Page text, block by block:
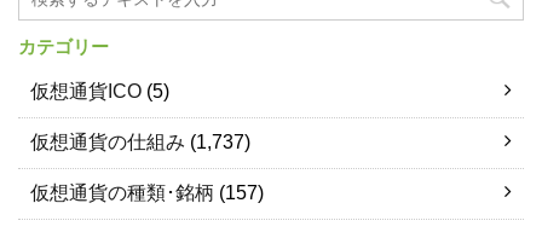
カテゴリー
仮想通貨ICO (5)
仮想通貨の仕組み (1,737)
仮想通貨の種類･銘柄 (157)